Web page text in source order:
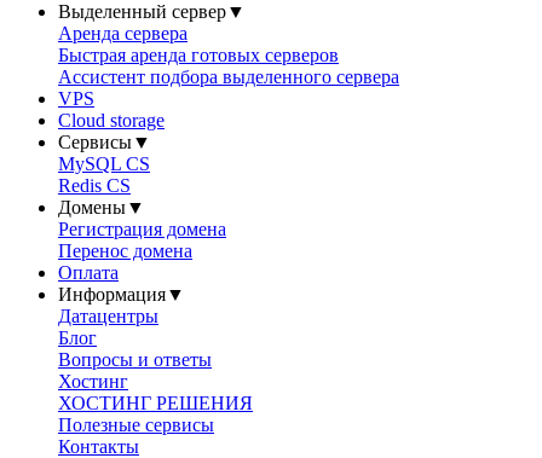
Выделенный сервер▼
Аренда сервера
Быстрая аренда готовых серверов
Ассистент подбора выделенного сервера
VPS
Cloud storage
Сервисы▼
MySQL CS
Redis CS
Домены▼
Регистрация домена
Перенос домена
Оплата
Информация▼
Датацентры
Блог
Вопросы и ответы
Хостинг
ХОСТИНГ РЕШЕНИЯ
Полезные сервисы
Контакты